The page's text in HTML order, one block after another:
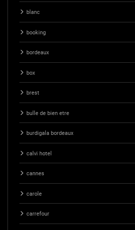
blanc
booking
bordeaux
box
brest
bulle de bien etre
burdigala bordeaux
calvi hotel
cannes
carole
carrefour